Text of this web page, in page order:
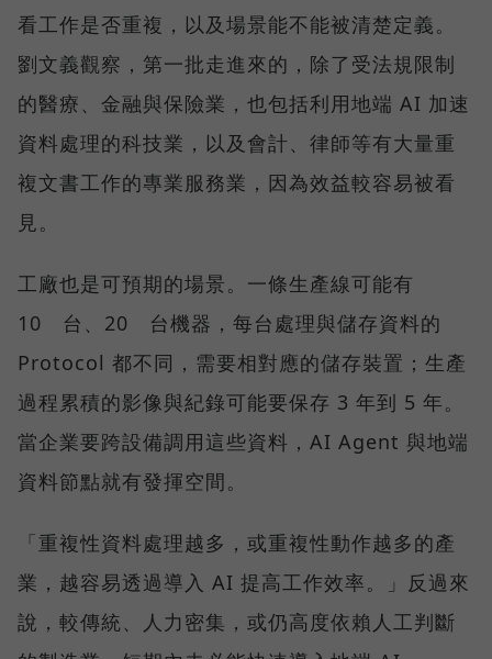
看工作是否重複，以及場景能不能被清楚定義。
劉文義觀察，第一批走進來的，除了受法規限制
的醫療、金融與保險業，也包括利用地端 AI 加速
資料處理的科技業，以及會計、律師等有大量重
複文書工作的專業服務業，因為效益較容易被看
見。
工廠也是可預期的場景。一條生產線可能有
10 台、20 台機器，每台處理與儲存資料的
Protocol 都不同，需要相對應的儲存裝置；生產
過程累積的影像與紀錄可能要保存 3 年到 5 年。
當企業要跨設備調用這些資料，AI Agent 與地端
資料節點就有發揮空間。
「重複性資料處理越多，或重複性動作越多的產
業，越容易透過導入 AI 提高工作效率。」反過來
說，較傳統、人力密集，或仍高度依賴人工判斷